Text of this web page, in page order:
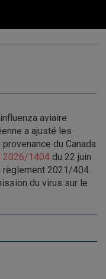
aviaire
a ajusté les
du Canada
2026/1404 du 22 juin
règlement 2021/404
du virus sur le